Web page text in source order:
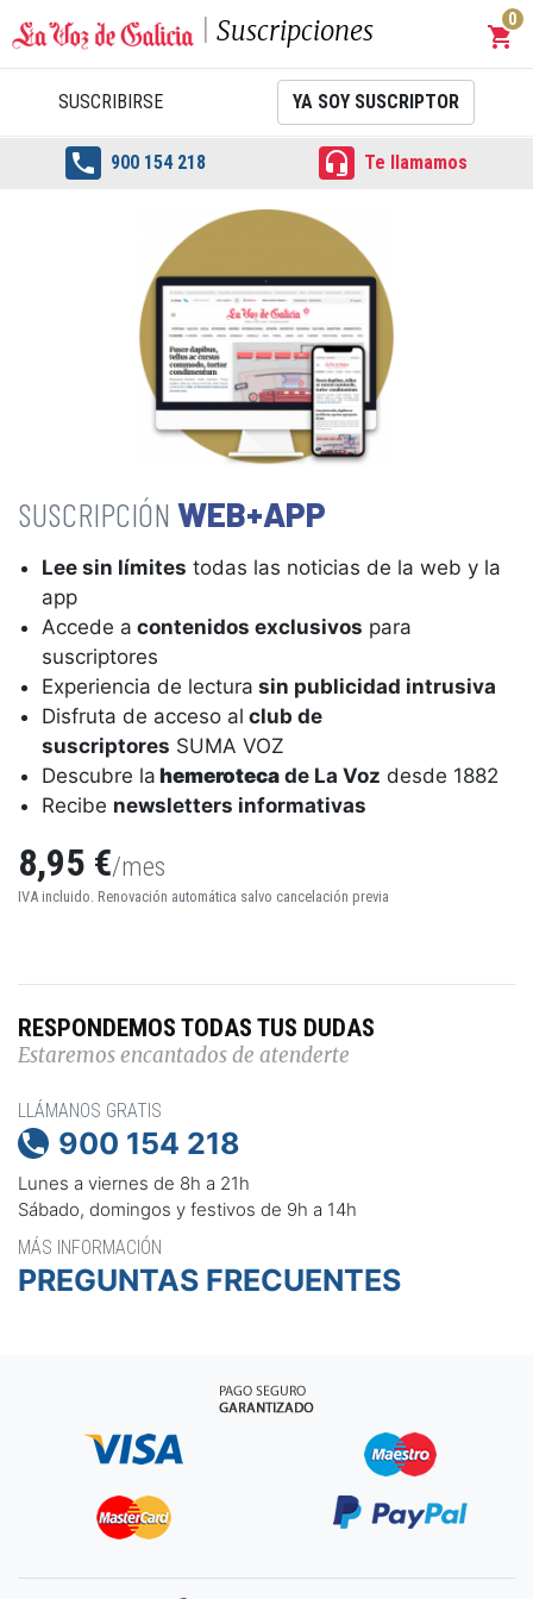
Suscripciones shopping_cart
0
SUSCRIBIRSE YA SOY SUSCRIPTOR
 900 154 218  Te llamamos
WEB+APP
Lee sin límites todas las noticias de la web y la
app
Accede a contenidos exclusivos para
suscriptores
Experiencia de lectura sin publicidad intrusiva
Disfruta de acceso al club de
suscriptores SUMA VOZ
Descubre la hemeroteca de La Voz desde 1882
Recibe newsletters informativas
8,95 €/mes
IVA incluido. Renovación automática salvo cancelación previa
RESPONDEMOS TODAS TUS DUDAS
Estaremos encantados de atenderte
LLÁMANOS GRATIS
 900 154 218
Lunes a viernes de 8h a 21h
Sábado, domingos y festivos de 9h a 14h
MÁS INFORMACIÓN
PREGUNTAS FRECUENTES